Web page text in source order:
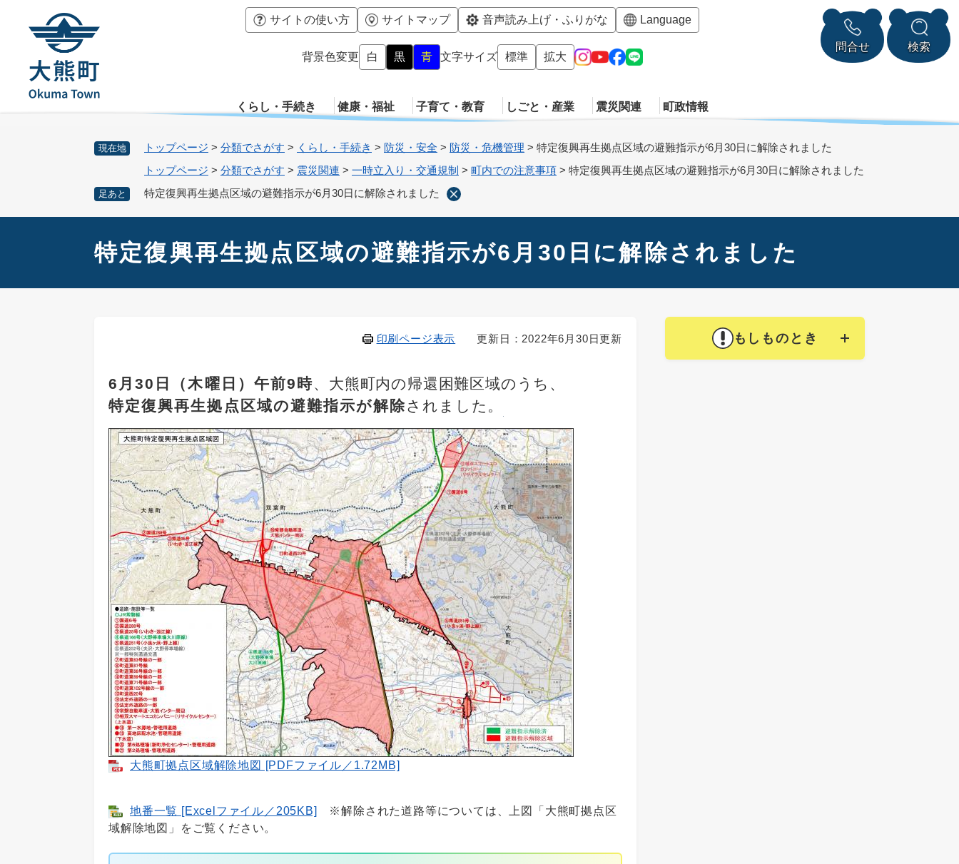
メニューを飛ばして本文へ
サイトの使い方 サイトマップ 音声読み上げ・ふりがな Language
背景色変更 白 黒 青 文字サイズ 標準 拡大
問合せ 検索
くらし・手続き 健康・福祉 子育て・教育 しごと・産業 震災関連 町政情報
現在地 トップページ > 分類でさがす > くらし・手続き > 防災・安全 > 防災・危機管理 > 特定復興再生拠点区域の避難指示が6月30日に解除されました
トップページ > 分類でさがす > 震災関連 > 一時立入り・交通規制 > 町内での注意事項 > 特定復興再生拠点区域の避難指示が6月30日に解除されました
足あと 特定復興再生拠点区域の避難指示が6月30日に解除されました
特定復興再生拠点区域の避難指示が6月30日に解除されました
更新日：2022年6月30日更新
印刷ページ表示
6月30日（木曜日）午前9時、大熊町内の帰還困難区域のうち、
特定復興再生拠点区域の避難指示が解除されました。
大熊町拠点区域解除地図 [PDFファイル／1.72MB]
地番一覧 [Excelファイル／205KB]
※解除された道路等については、上図「大熊町拠点区
域解除地図」をご覧ください。
もしものとき